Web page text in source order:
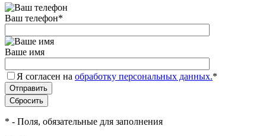
Ваш телефон*
Ваше имя
Я согласен на обработку персональных данных.*
* - Поля, обязательные для заполнения